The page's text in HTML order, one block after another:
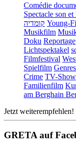
Comédie
Spectacle son
קומדיה Young-
Musikfilm
Doku Reportage
Lichtspektakel
Filmfestival
Spielfilm Genres
Crime TV-Show
Familienfilm
am Berghain
Jetzt weiterempfehlen!
GRETA auf